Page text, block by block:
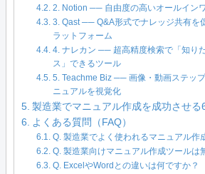
2. Notion ── 自由度の高いオールイン
3. Qast ── Q&A形式でナレッジ共有を
ラットフォーム
4. ナレカン ── 超高精度検索で「知り
ス」できるツール
5. Teachme Biz ── 画像・動画ステッ
ニュアルを視覚化
製造業でマニュアル作成を成功させる
よくある質問（FAQ）
Q. 製造業でよく使われるマニュアル作
Q. 製造業向けマニュアル作成ツールは
Q. ExcelやWordとの違いは何ですか？